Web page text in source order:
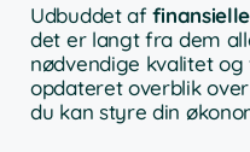
Udbuddet af
det er langt fra dem
nødvendige kvalitet
opdateret overblik
du kan styre din